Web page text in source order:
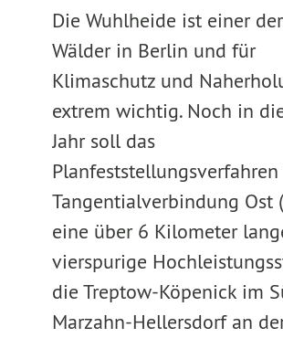
Die Wuhlheide ist einer
Wälder in Berlin und für
Klimaschutz und
extrem wichtig. Noch in
Jahr soll das
Tangentialverbindung Ost
eine über 6 Kilometer
vierspurige
die Treptow-Köpenick im
Marzahn-Hellersdorf an